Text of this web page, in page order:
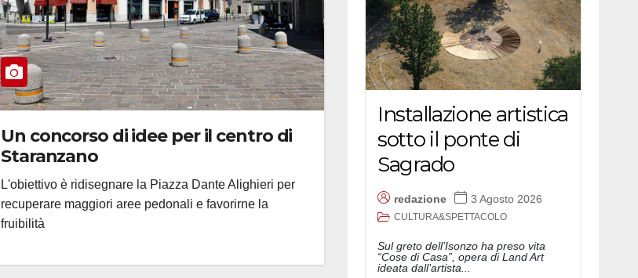
Un concorso di idee per il centro di
Staranzano
L'obiettivo è ridisegnare la Piazza Dante Alighieri per
recuperare maggiori aree pedonali e favorirne la
fruibilità
Installazione artistica
sotto il ponte di
Sagrado
redazione 3 Agosto 2026
CULTURA&SPETTACOLO
Sul greto dell’Isonzo ha preso vita
“Cose di Casa”, opera di Land Art
ideata dall’artista...